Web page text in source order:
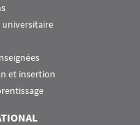
et insertion